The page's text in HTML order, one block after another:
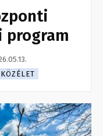
program